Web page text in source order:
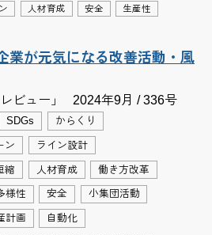
人材育成 安全 生産性
業が元気になる改善活動・風
ビュー」 2024年9月 / 336号
SDGs からくり
ン ライン設計
縮 人材育成 働き方改革
様性 安全 小集団活動
計画 自動化